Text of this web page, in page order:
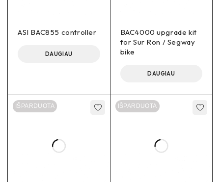
ASI BAC855 controller
DAUGIAU
BAC4000 upgrade kit
for Sur Ron / Segway
bike
DAUGIAU
IŠPARDUOTA IŠPARDUOTA